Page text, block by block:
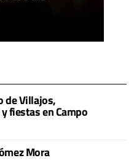
de Villajos,
fiestas en Campo
Mora